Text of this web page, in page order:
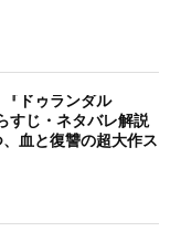
『ドゥランダル
すじ・ネタバレ解説
、血と復讐の超大作ス